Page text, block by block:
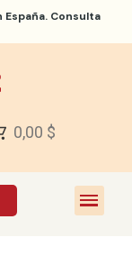
Consulta
0,00 $